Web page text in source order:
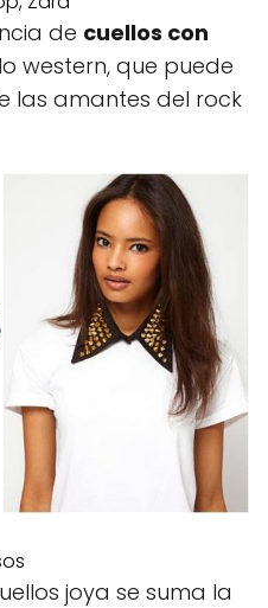
de cuellos con
western, que puede
las amantes del rock
joya se suma la